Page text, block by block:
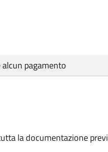
pagamento
la documentazione